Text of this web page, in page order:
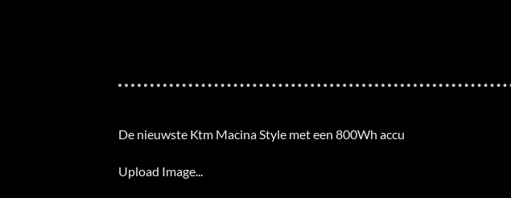
De nieuwste Ktm Macina Style met een 800Wh accu
Upload Image...